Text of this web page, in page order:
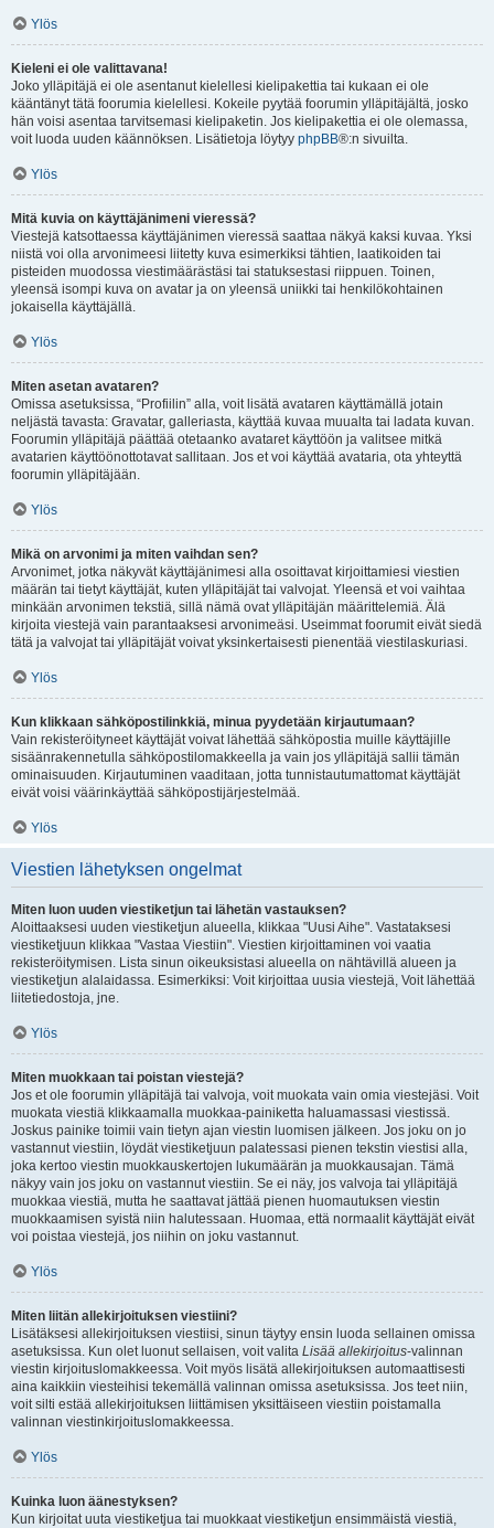
Ylös
Kieleni ei ole valittavana!
Joko ylläpitäjä ei ole asentanut kielellesi kielipakettia tai kukaan ei ole
kääntänyt tätä foorumia kielellesi. Kokeile pyytää foorumin ylläpitäjältä, josko
hän voisi asentaa tarvitsemasi kielipaketin. Jos kielipakettia ei ole olemassa,
voit luoda uuden käännöksen. Lisätietoja löytyy phpBB®:n sivuilta.
Ylös
Mitä kuvia on käyttäjänimeni vieressä?
Viestejä katsottaessa käyttäjänimen vieressä saattaa näkyä kaksi kuvaa. Yksi
niistä voi olla arvonimeesi liitetty kuva esimerkiksi tähtien, laatikoiden tai
pisteiden muodossa viestimäärästäsi tai statuksestasi riippuen. Toinen,
yleensä isompi kuva on avatar ja on yleensä uniikki tai henkilökohtainen
jokaisella käyttäjällä.
Ylös
Miten asetan avataren?
Omissa asetuksissa, “Profiilin” alla, voit lisätä avataren käyttämällä jotain
neljästä tavasta: Gravatar, galleriasta, käyttää kuvaa muualta tai ladata kuvan.
Foorumin ylläpitäjä päättää otetaanko avataret käyttöön ja valitsee mitkä
avatarien käyttöönottotavat sallitaan. Jos et voi käyttää avataria, ota yhteyttä
foorumin ylläpitäjään.
Ylös
Mikä on arvonimi ja miten vaihdan sen?
Arvonimet, jotka näkyvät käyttäjänimesi alla osoittavat kirjoittamiesi viestien
määrän tai tietyt käyttäjät, kuten ylläpitäjät tai valvojat. Yleensä et voi vaihtaa
minkään arvonimen tekstiä, sillä nämä ovat ylläpitäjän määrittelemiä. Älä
kirjoita viestejä vain parantaaksesi arvonimeäsi. Useimmat foorumit eivät siedä
tätä ja valvojat tai ylläpitäjät voivat yksinkertaisesti pienentää viestilaskuriasi.
Ylös
Kun klikkaan sähköpostilinkkiä, minua pyydetään kirjautumaan?
Vain rekisteröityneet käyttäjät voivat lähettää sähköpostia muille käyttäjille
sisäänrakennetulla sähköpostilomakkeella ja vain jos ylläpitäjä sallii tämän
ominaisuuden. Kirjautuminen vaaditaan, jotta tunnistautumattomat käyttäjät
eivät voisi väärinkäyttää sähköpostijärjestelmää.
Ylös
Viestien lähetyksen ongelmat
Miten luon uuden viestiketjun tai lähetän vastauksen?
Aloittaaksesi uuden viestiketjun alueella, klikkaa "Uusi Aihe". Vastataksesi
viestiketjuun klikkaa "Vastaa Viestiin". Viestien kirjoittaminen voi vaatia
rekisteröitymisen. Lista sinun oikeuksistasi alueella on nähtävillä alueen ja
viestiketjun alalaidassa. Esimerkiksi: Voit kirjoittaa uusia viestejä, Voit lähettää
liitetiedostoja, jne.
Ylös
Miten muokkaan tai poistan viestejä?
Jos et ole foorumin ylläpitäjä tai valvoja, voit muokata vain omia viestejäsi. Voit
muokata viestiä klikkaamalla muokkaa-painiketta haluamassasi viestissä.
Joskus painike toimii vain tietyn ajan viestin luomisen jälkeen. Jos joku on jo
vastannut viestiin, löydät viestiketjuun palatessasi pienen tekstin viestisi alla,
joka kertoo viestin muokkauskertojen lukumäärän ja muokkausajan. Tämä
näkyy vain jos joku on vastannut viestiin. Se ei näy, jos valvoja tai ylläpitäjä
muokkaa viestiä, mutta he saattavat jättää pienen huomautuksen viestin
muokkaamisen syistä niin halutessaan. Huomaa, että normaalit käyttäjät eivät
voi poistaa viestejä, jos niihin on joku vastannut.
Ylös
Miten liitän allekirjoituksen viestiini?
Lisätäksesi allekirjoituksen viestiisi, sinun täytyy ensin luoda sellainen omissa
asetuksissa. Kun olet luonut sellaisen, voit valita Lisää allekirjoitus-valinnan
viestin kirjoituslomakkeessa. Voit myös lisätä allekirjoituksen automaattisesti
aina kaikkiin viesteihisi tekemällä valinnan omissa asetuksissa. Jos teet niin,
voit silti estää allekirjoituksen liittämisen yksittäiseen viestiin poistamalla
valinnan viestinkirjoituslomakkeessa.
Ylös
Kuinka luon äänestyksen?
Kun kirjoitat uuta viestiketjua tai muokkaat viestiketjun ensimmäistä viestiä,